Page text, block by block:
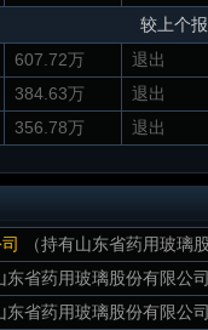
较上个
607.72万
退出
384.63万
退出
356.78万 退出
（持有山东省药用玻璃
东省药用玻璃股份有限公
东省药用玻璃股份有限公